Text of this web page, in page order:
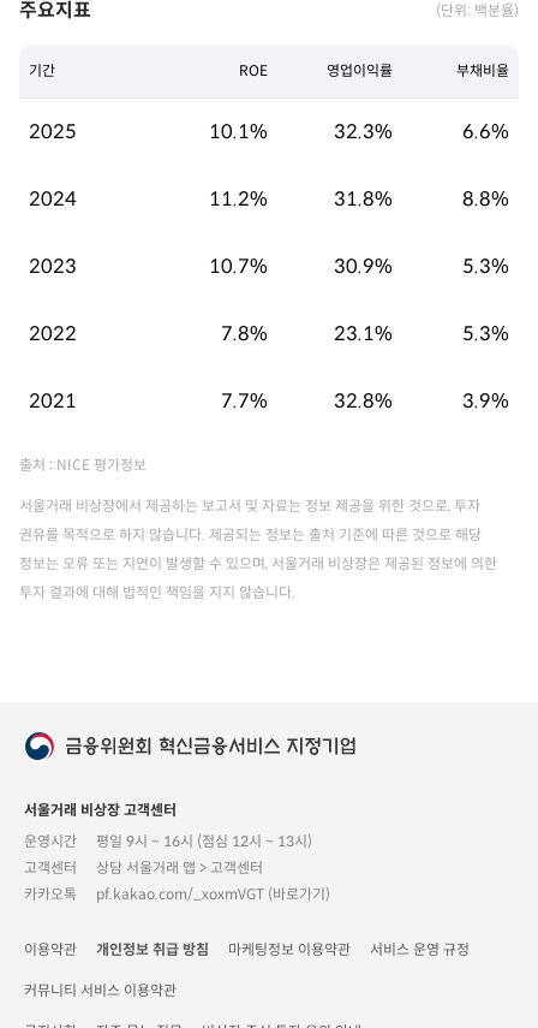
주요지표 (단위: 백분율)
기간 ROE 영업이익률 부채비율
2025 10.1% 32.3% 6.6%
2024 11.2% 31.8% 8.8%
2023 10.7% 30.9% 5.3%
2022 7.8% 23.1% 5.3%
2021 7.7% 32.8% 3.9%
출처 : NICE 평가정보
서울거래 비상장에서 제공하는 보고서 및 자료는 정보 제공을 위한 것으로, 투자
권유를 목적으로 하지 않습니다. 제공되는 정보는 출처 기준에 따른 것으로 해당
정보는 오류 또는 지연이 발생할 수 있으며, 서울거래 비상장은 제공된 정보에 의한
투자 결과에 대해 법적인 책임을 지지 않습니다.
서울거래 비상장 고객센터
운영시간
평일 9시 ~ 16시 (점심 12시 ~ 13시)
고객센터
상담 서울거래 앱 > 고객센터
카카오톡
pf.kakao.com/_xoxmVGT (바로가기)
이용약관 개인정보 취급 방침 마케팅정보 이용약관 서비스 운영 규정
커뮤니티 서비스 이용약관